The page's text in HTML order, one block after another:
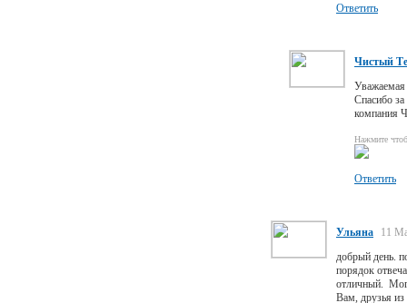
Ответить
Чистый
Уважаемая
Спасибо
компания
Нажмите
Ответить
Ульяна
11
добрый день.
порядок
отличный.
Вам, друзья из